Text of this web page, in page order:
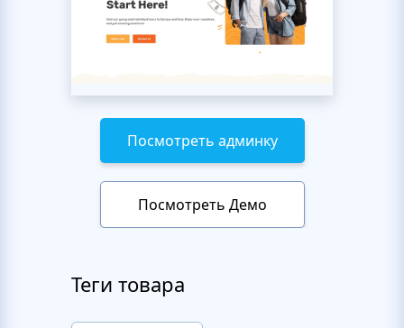
Посмотреть админку
Посмотреть Демо
Теги товара